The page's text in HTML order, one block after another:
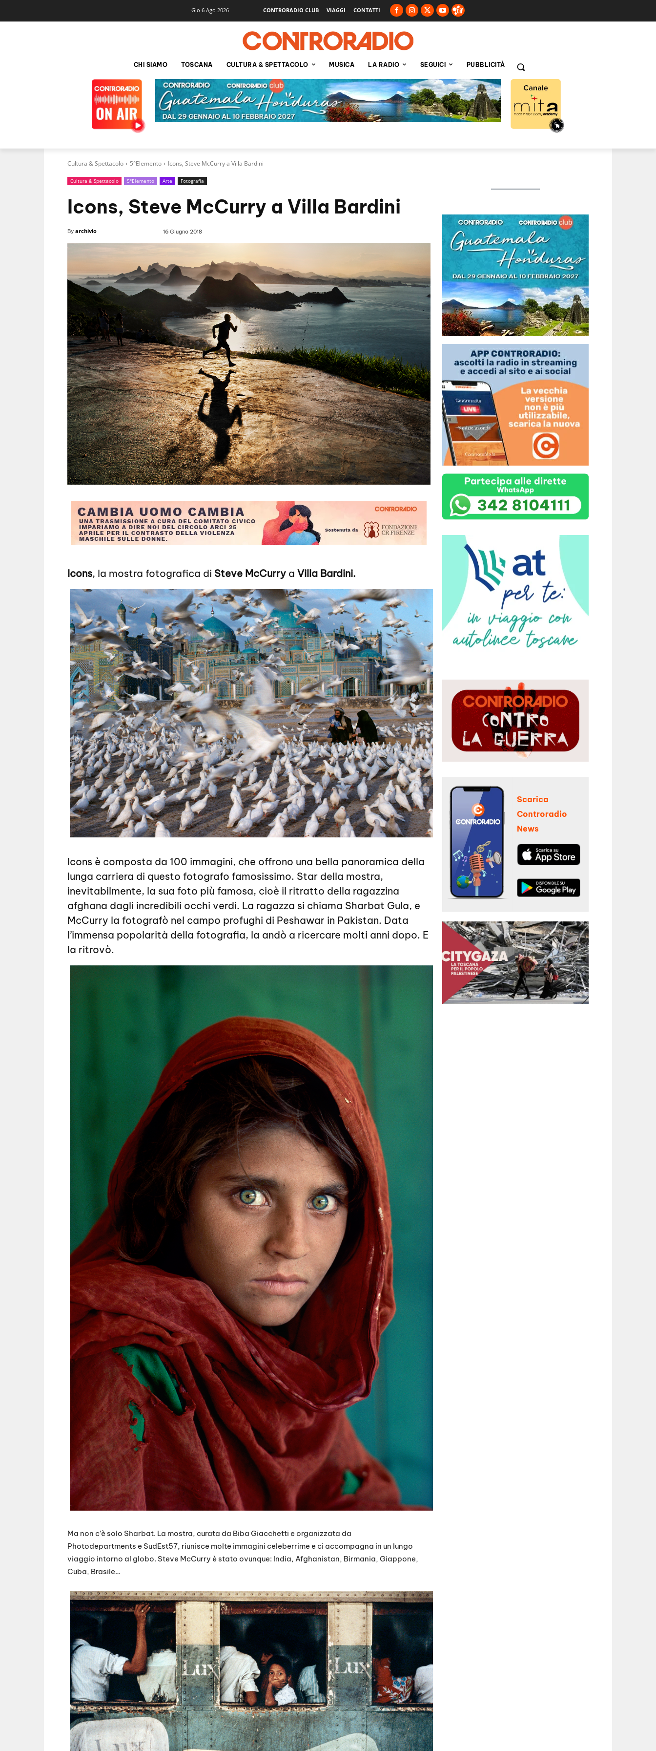
Gio 6 Ago 2026 CONTRORADIO CLUB VIAGGI CONTATTI
CHI SIAMO TOSCANA CULTURA & SPETTACOLO MUSICA LA RADIO SEGUICI PUBBLICITÀ
Cultura & Spettacolo 5°Elemento Icons, Steve McCurry a Villa Bardini
Cultura & Spettacolo 5°Elemento Arte Fotografia
Icons, Steve McCurry a Villa Bardini
By archivio 16 Giugno 2018
Icons, la mostra fotografica di Steve McCurry a Villa Bardini.
Icons è composta da 100 immagini, che offrono una bella panoramica della
lunga carriera di questo fotografo famosissimo. Star della mostra,
inevitabilmente, la sua foto più famosa, cioè il ritratto della ragazzina
afghana dagli incredibili occhi verdi. La ragazza si chiama Sharbat Gula, e
McCurry la fotografò nel campo profughi di Peshawar in Pakistan. Data
l’immensa popolarità della fotografia, la andò a ricercare molti anni dopo. E
la ritrovò.
Ma non c’è solo Sharbat. La mostra, curata da Biba Giacchetti e organizzata da
Photodepartments e SudEst57, riunisce molte immagini celeberrime e ci accompagna in un lungo
viaggio intorno al globo. Steve McCurry è stato ovunque: India, Afghanistan, Birmania, Giappone,
Cuba, Brasile…
Scarica
Controradio
News